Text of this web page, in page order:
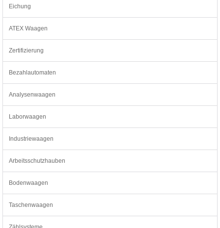
Eichung
ATEX Waagen
Zertifizierung
Bezahlautomaten
Analysenwaagen
Laborwaagen
Industriewaagen
Arbeitsschutzhauben
Bodenwaagen
Taschenwaagen